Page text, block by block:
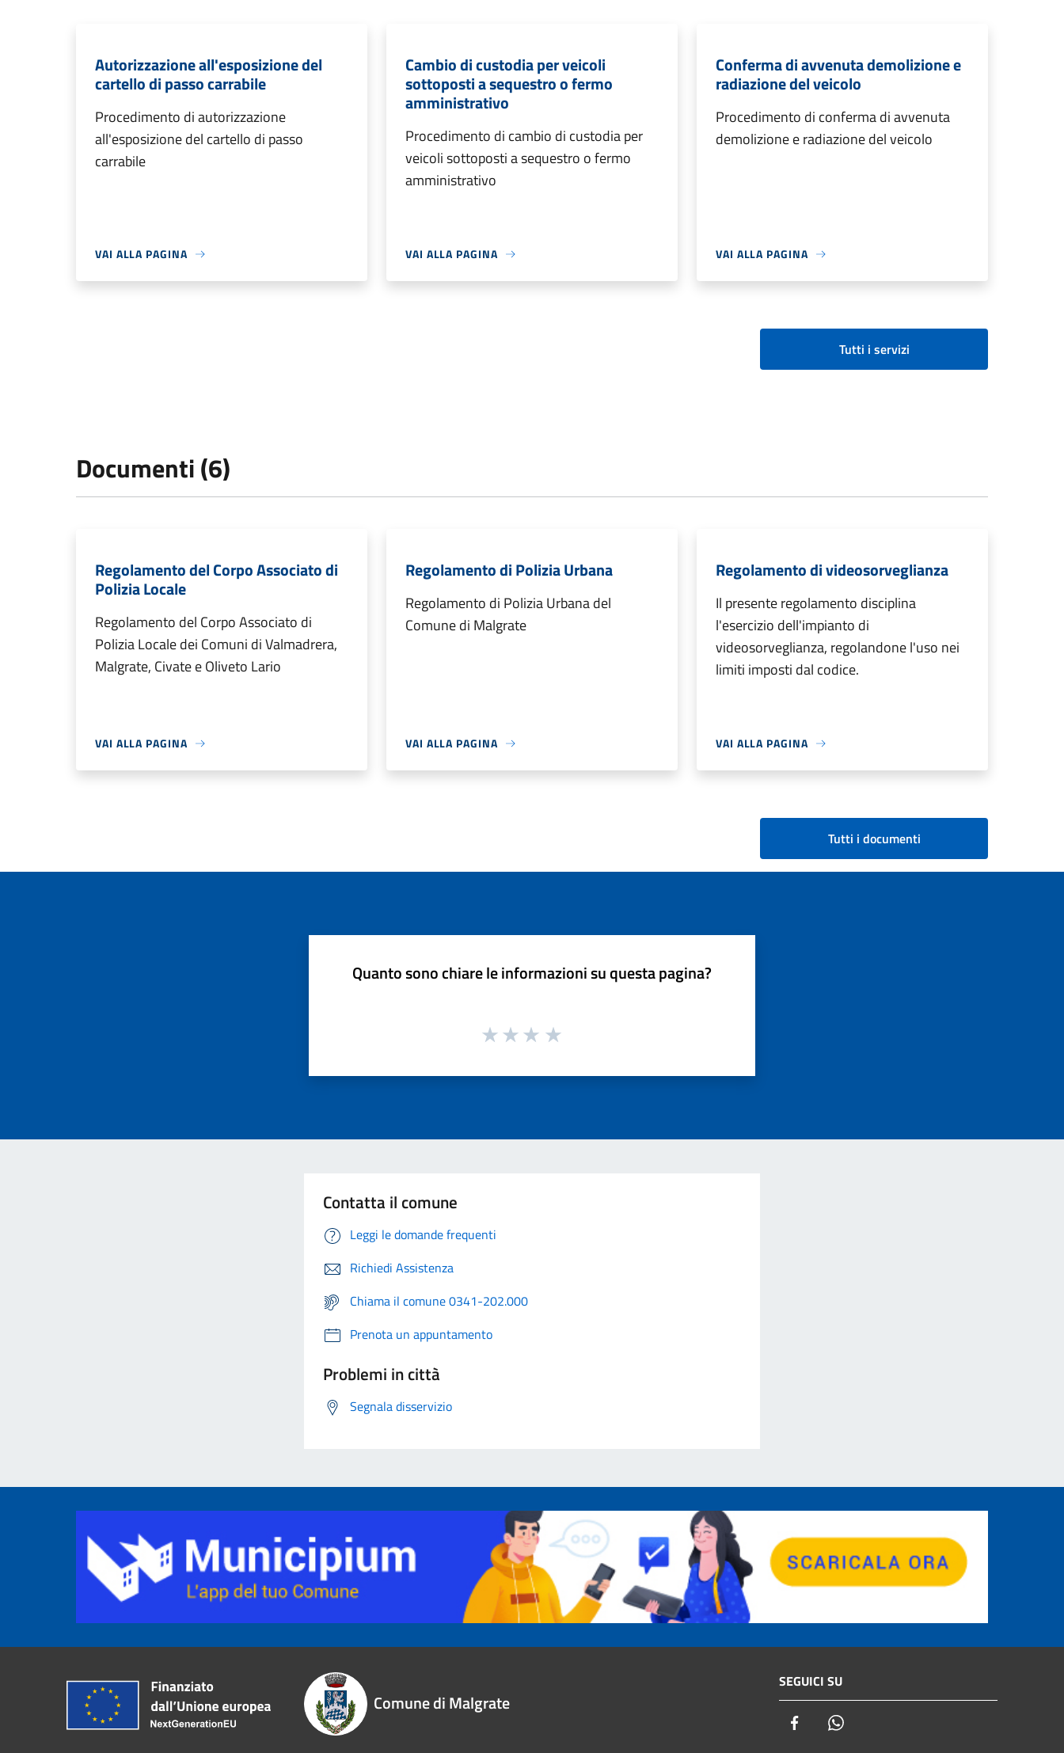
Autorizzazione all'esposizione del
cartello di passo carrabile
Procedimento di autorizzazione
all'esposizione del cartello di passo
carrabile
VAI ALLA PAGINA
Cambio di custodia per veicoli
sottoposti a sequestro o fermo
amministrativo
Procedimento di cambio di custodia per
veicoli sottoposti a sequestro o fermo
amministrativo
VAI ALLA PAGINA
Conferma di avvenuta demolizione e
radiazione del veicolo
Procedimento di conferma di avvenuta
demolizione e radiazione del veicolo
VAI ALLA PAGINA
Tutti i servizi
Documenti (6)
Regolamento del Corpo Associato di
Polizia Locale
Regolamento del Corpo Associato di
Polizia Locale dei Comuni di Valmadrera,
Malgrate, Civate e Oliveto Lario
VAI ALLA PAGINA
Regolamento di Polizia Urbana
Regolamento di Polizia Urbana del
Comune di Malgrate
VAI ALLA PAGINA
Regolamento di videosorveglianza
Il presente regolamento disciplina
l'esercizio dell'impianto di
videosorveglianza, regolandone l'uso nei
limiti imposti dal codice.
VAI ALLA PAGINA
Tutti i documenti
Quanto sono chiare le informazioni su questa pagina?
Contatta il comune
Leggi le domande frequenti
Richiedi Assistenza
Chiama il comune 0341-202.000
Prenota un appuntamento
Problemi in città
Segnala disservizio
Comune di Malgrate
SEGUICI SU
Facebook